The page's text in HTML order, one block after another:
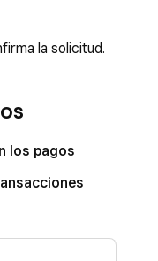
la solicitud.
los pagos